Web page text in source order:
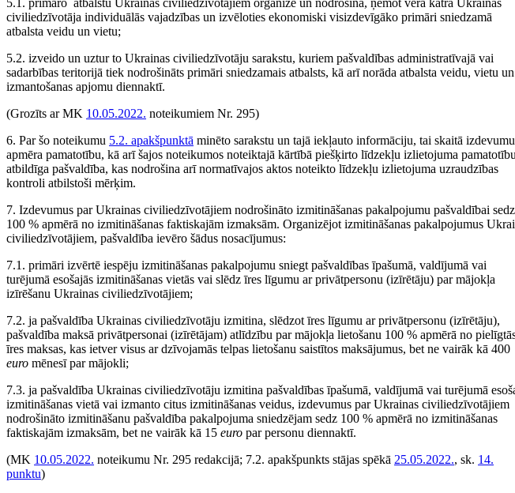
5.1. primāro atbalstu Ukrainas civiliedzīvotājiem organizē un nodrošina, ņemot vērā katra Ukrainas
civiliedzīvotāja individuālās vajadzības un izvēloties ekonomiski visizdevīgāko primāri sniedzamā
atbalsta veidu un vietu;
5.2. izveido un uztur to Ukrainas civiliedzīvotāju sarakstu, kuriem pašvaldības administratīvajā vai
sadarbības teritorijā tiek nodrošināts primāri sniedzamais atbalsts, kā arī norāda atbalsta veidu, vietu un
izmantošanas apjomu diennaktī.
(Grozīts ar MK 10.05.2022. noteikumiem Nr. 295)
6. Par šo noteikumu 5.2. apakšpunktā minēto sarakstu un tajā iekļauto informāciju, tai skaitā izdevumu
apmēra pamatotību, kā arī šajos noteikumos noteiktajā kārtībā piešķirto līdzekļu izlietojuma
atbildīga pašvaldība, kas nodrošina arī normatīvajos aktos noteikto līdzekļu izlietojuma uzraudzības
kontroli atbilstoši mērķim.
7. Izdevumus par Ukrainas civiliedzīvotājiem nodrošināto izmitināšanas pakalpojumu pašvaldībai sedz
100 % apmērā no izmitināšanas faktiskajām izmaksām. Organizējot izmitināšanas pakalpojumus
civiliedzīvotājiem, pašvaldība ievēro šādus nosacījumus:
7.1. primāri izvērtē iespēju izmitināšanas pakalpojumu sniegt pašvaldības īpašumā, valdījumā vai
turējumā esošajās izmitināšanas vietās vai slēdz īres līgumu ar privātpersonu (izīrētāju) par mājokļa
izīrēšanu Ukrainas civiliedzīvotājiem;
7.2. ja pašvaldība Ukrainas civiliedzīvotāju izmitina, slēdzot īres līgumu ar privātpersonu (izīrētāju),
pašvaldība maksā privātpersonai (izīrētājam) atlīdzību par mājokļa lietošanu 100 % apmērā no
īres maksas, kas ietver visus ar dzīvojamās telpas lietošanu saistītos maksājumus, bet ne vairāk kā 400
euro mēnesī par mājokli;
7.3. ja pašvaldība Ukrainas civiliedzīvotāju izmitina pašvaldības īpašumā, valdījumā vai turējumā
izmitināšanas vietā vai izmanto citus izmitināšanas veidus, izdevumus par Ukrainas civiliedzīvotājiem
nodrošināto izmitināšanu pašvaldība pakalpojuma sniedzējam sedz 100 % apmērā no izmitināšanas
faktiskajām izmaksām, bet ne vairāk kā 15 euro par personu diennaktī.
(MK 10.05.2022. noteikumu Nr. 295 redakcijā; 7.2. apakšpunkts stājas spēkā 25.05.2022., sk. 14.
punktu)